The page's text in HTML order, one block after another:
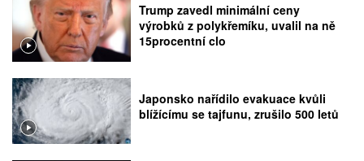
Trump zavedl minimální ceny
výrobků z polykřemíku, uvalil na ně
15procentní clo
Japonsko nařídilo evakuace kvůli
blížícímu se tajfunu, zrušilo 500 letů